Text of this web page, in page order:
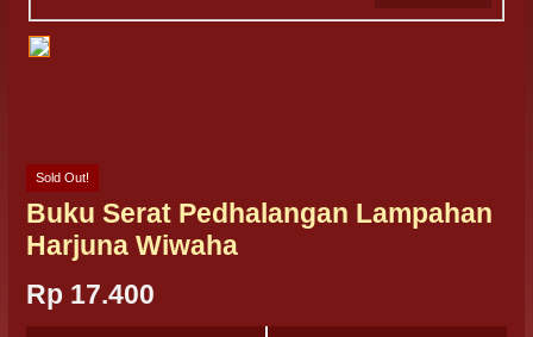
Sold Out!
Buku Serat Pedhalangan Lampahan
Harjuna Wiwaha
Rp 17.400